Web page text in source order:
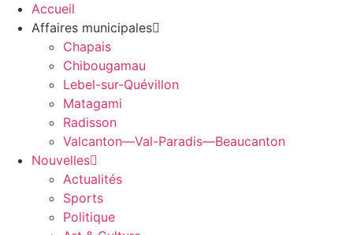
Accueil
Affaires municipales
Chapais
Chibougamau
Lebel-sur-Quévillon
Matagami
Radisson
Valcanton—Val-Paradis—Beaucanton
Nouvelles
Actualités
Sports
Politique